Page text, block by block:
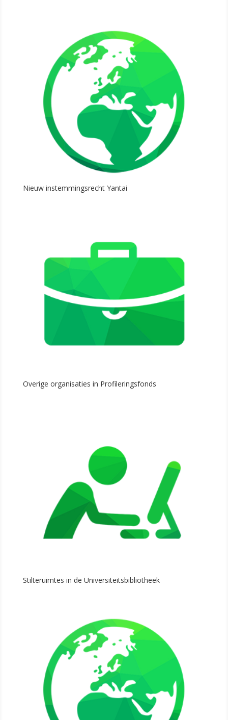
Nieuw instemmingsrecht Yantai
Overige organisaties in Profileringsfonds
Stilteruimtes in de Universiteitsbibliotheek